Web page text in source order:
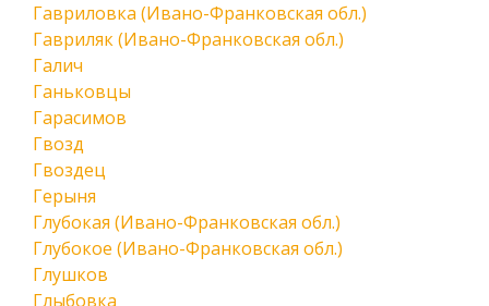
Гавриловка (Ивано-Франковская обл.)
Гавриляк (Ивано-Франковская обл.)
Галич
Ганьковцы
Гарасимов
Гвозд
Гвоздец
Герыня
Глубокая (Ивано-Франковская обл.)
Глубокое (Ивано-Франковская обл.)
Глушков
Глыбовка